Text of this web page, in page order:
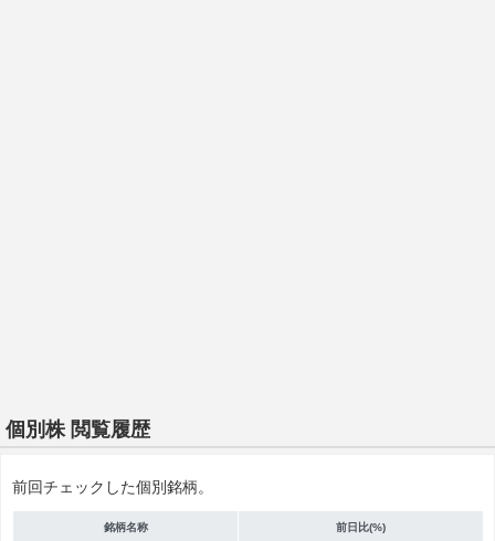
個別株 閲覧履歴
前回チェックした個別銘柄。
銘柄名称 前日比(%)